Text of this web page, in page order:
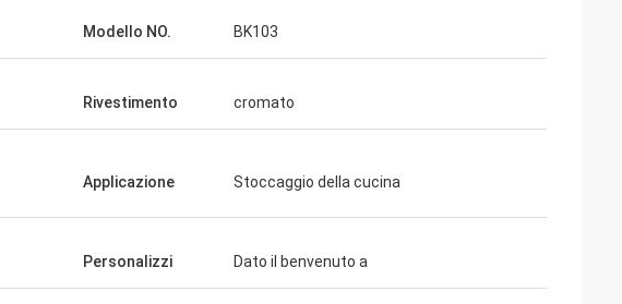
Ana
Modello NO. BK103
Rivestimento cromato
Applicazione Stoccaggio della cucina
Personalizzi Dato il benvenuto a